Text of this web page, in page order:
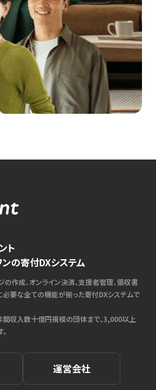
ト
の寄付DXシステム
の作成、オンライン決済、支援者管理、領収書
必要な全ての機能が揃った寄付DXシステムで
収入数十億円規模の団体まで、3,000以上
運営会社